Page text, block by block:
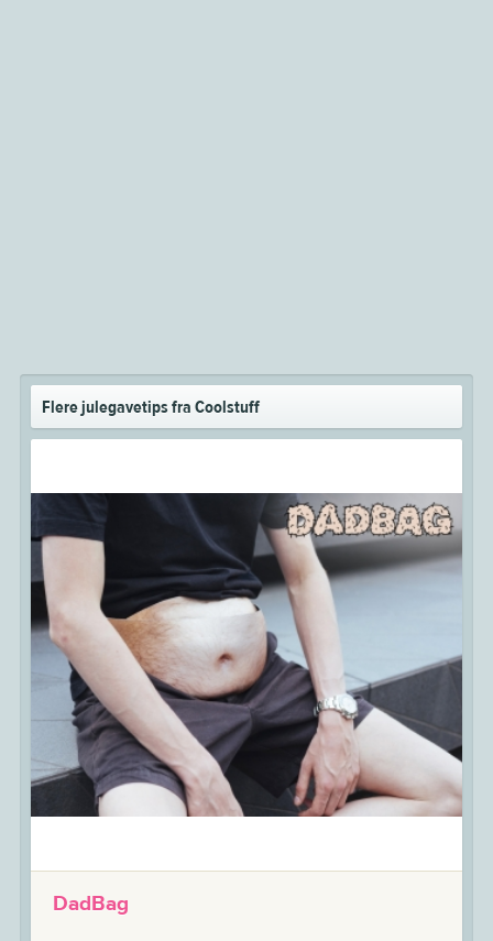
Flere julegavetips fra Coolstuff
DadBag